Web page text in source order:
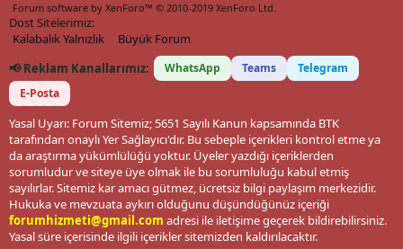
Forum software by XenForo™ © 2010-2019 XenForo Ltd.
Dost Sitelerimiz:
Kalabalık Yalnızlık
Büyük Forum
📢 Reklam Kanallarımız:
WhatsApp Teams
Telegram
E-Posta
Yasal Uyarı: Forum Sitemiz; 5651 Sayılı Kanun kapsamında BTK
tarafından onaylı Yer Sağlayıcı'dır. Bu sebeple içerikleri kontrol etme ya
da araştırma yükümlülüğü yoktur. Üyeler yazdığı içeriklerden
sorumludur ve siteye üye olmak ile bu sorumluluğu kabul etmiş
sayılırlar. Sitemiz kar amacı gütmez, ücretsiz bilgi paylaşım merkezidir.
Hukuka ve mevzuata aykırı olduğunu düşündüğünüz içeriği
forumhizmeti@gmail.com adresi ile iletişime geçerek bildirebilirsiniz.
Yasal süre içerisinde ilgili içerikler sitemizden kaldırılacaktır.